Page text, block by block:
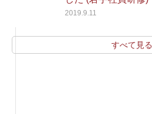
2019.9.11
すべて見る